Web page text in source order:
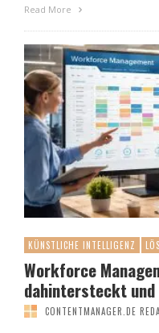
Read More
KÜNSTLICHE INTELLIGENZ
Workforce
dahintersteckt
CONTENTMANAGER.DE